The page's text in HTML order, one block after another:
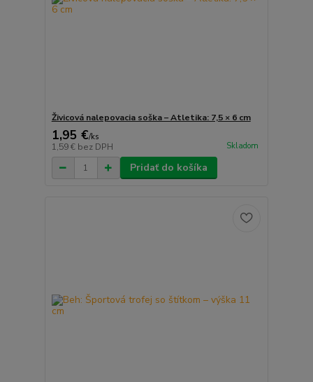
Živicová nalepovacia soška – Atletika: 7,5 × 6 cm
1,95 €/ks
1,59 € bez DPH Skladom
Pridať do košíka